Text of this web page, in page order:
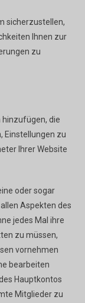
sicherzustellen,
Ihnen zur
zu
hinzufügen, die
Einstellungen zu
Ihrer Website
oder sogar
Aspekten des
jedes Mal ihre
zu müssen,
vornehmen
bearbeiten
Hauptkontos
Mitglieder zu